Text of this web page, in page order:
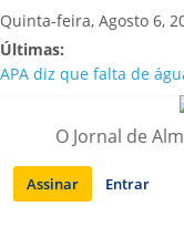
Saltar
para
conteúdo
Quinta-feira, Agosto 6,
Últimas:
APA diz que falta de
Laranjeiro | Cultura
Ponte 25 de Abril
Lisboa e Almada
Situação de alerta em
O Jornal de
Assinar Entrar